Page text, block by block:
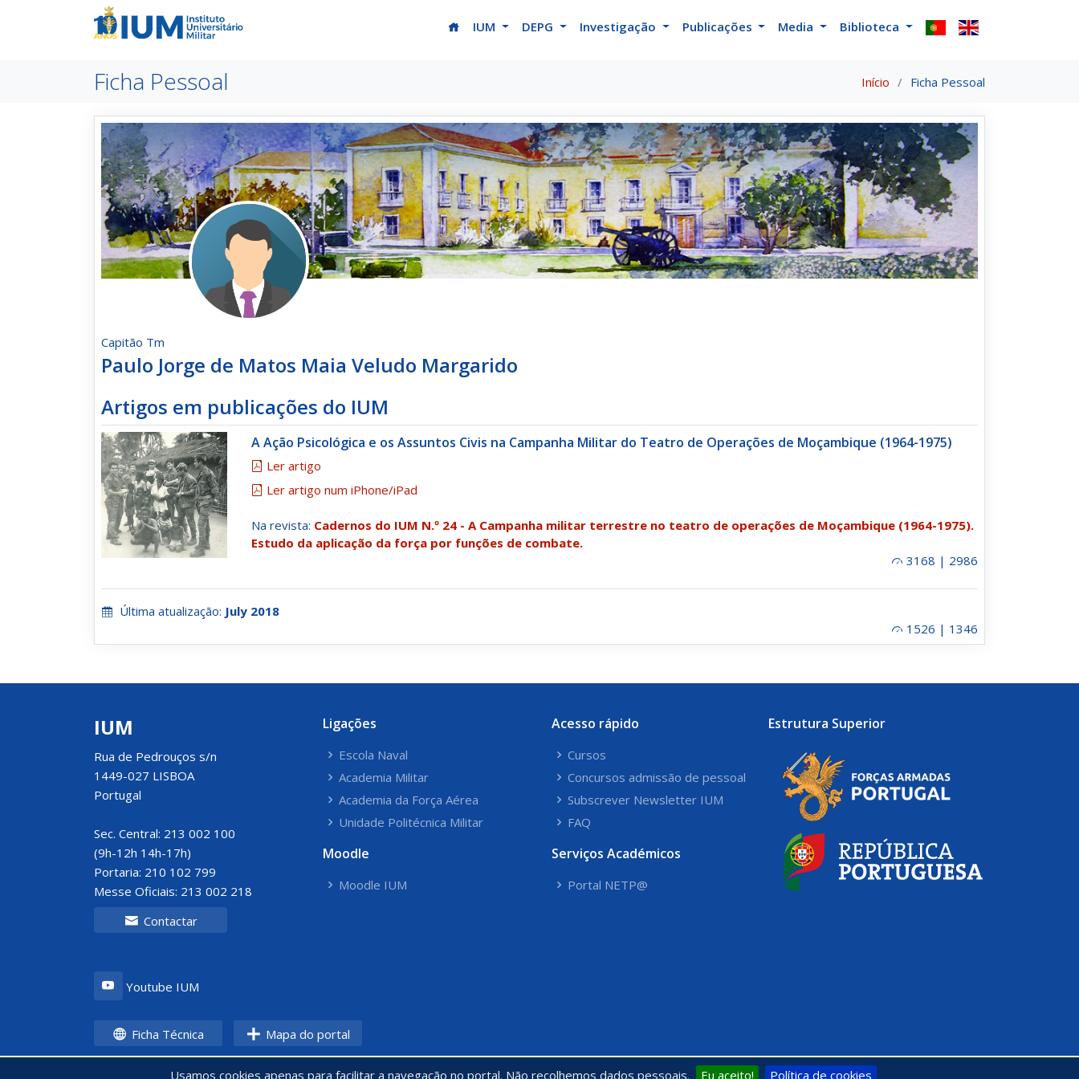
Usamos cookies apenas para facilitar a navegação no portal. Não recolhemos dados pessoais. Eu aceito! Política de cookies
(current)
IUM DEPG Investigação Publicações Media Biblioteca
Ficha Pessoal Início Ficha Pessoal
Capitão Tm
Paulo Jorge de Matos Maia Veludo Margarido
Artigos em publicações do IUM
A Ação Psicológica e os Assuntos Civis na Campanha Militar do Teatro de Operações de Moçambique (1964-1975)
Ler artigo
Ler artigo num iPhone/iPad
Na revista: Cadernos do IUM N.º 24 - A Campanha militar terrestre no teatro de operações de Moçambique (1964-1975).
Estudo da aplicação da força por funções de combate.
3168 | 2986
Última atualização: July 2018
1526 | 1346
IUM
Rua de Pedrouços s/n
1449-027 LISBOA
Portugal
Sec. Central: 213 002 100
(9h-12h 14h-17h)
Portaria: 210 102 799
Messe Oficiais: 213 002 218
Contactar
Youtube IUM
Ligações
Escola Naval
Academia Militar
Academia da Força Aérea
Unidade Politécnica Militar
Moodle
Moodle IUM
Acesso rápido
Cursos
Concursos admissão de pessoal
Subscrever Newsletter IUM
FAQ
Serviços Académicos
Portal NETP@
Estrutura Superior
Ficha Técnica Mapa do portal